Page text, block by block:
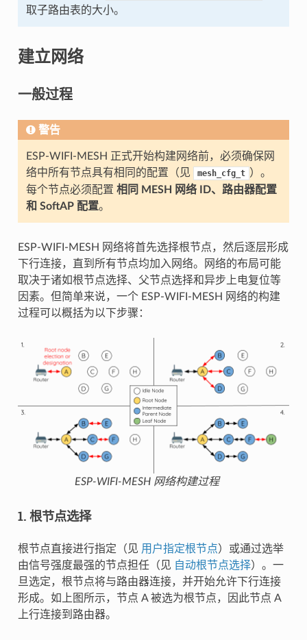
取子路由表的大小。
建立网络
一般过程
警告
ESP-WIFI-MESH 正式开始构建网络前，必须确保网
络中所有节点具有相同的配置（见
mesh_cfg_t ）。
每个节点必须配置 相同 MESH 网络 ID、路由器配置
和 SoftAP 配置。
ESP-WIFI-MESH 网络将首先选择根节点，然后逐层形成
下行连接，直到所有节点均加入网络。网络的布局可能
取决于诸如根节点选择、父节点选择和异步上电复位等
因素。但简单来说，一个 ESP-WIFI-MESH 网络的构建
过程可以概括为以下步骤：
ESP-WIFI-MESH 网络构建过程
1. 根节点选择
根节点直接进行指定（见 用户指定根节点）或通过选举
由信号强度最强的节点担任（见 自动根节点选择）。一
旦选定，根节点将与路由器连接，并开始允许下行连接
形成。如上图所示，节点 A 被选为根节点，因此节点 A
上行连接到路由器。